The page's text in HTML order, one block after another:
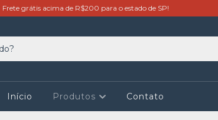
Frete grátis acima de R$200 para o estado de SP!
Início Produtos Contato